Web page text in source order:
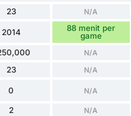
23 N/A
2014
88 menit per
game
N/A
23 N/A
0 N/A
2 N/A